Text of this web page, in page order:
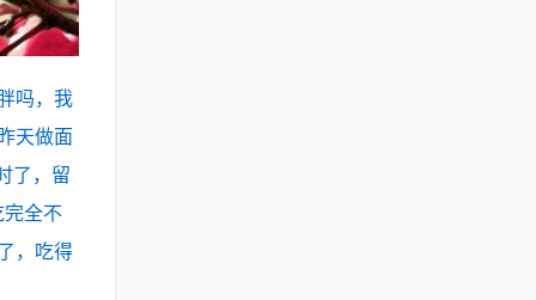
吗，我
天做面
了，留
完全不
，吃得